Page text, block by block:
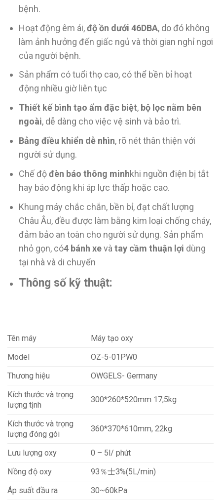
bệnh.
Hoạt động êm ái,độ ồn dưới 46DBA, do đó không
làm ảnh hưởng đến giấc ngủ và thời gian nghỉ ngơi
của người bệnh.
Sản phẩm có tuổi thọ cao, có thể bền bỉ hoạt
động nhiều giờ liên tục
Thiết kế bình tạo ẩm đặc biệt, bộ lọc nằm bên
ngoài, dễ dàng cho việc vệ sinh và bảo trì.
Bảng điều khiển dễ nhìn, rõ nét thân thiện với
người sử dụng.
Chế độđèn báo thông minhkhi nguồn điện bị tắt
hay báo động khi áp lực thấp hoặc cao.
Khung máy chắc chắn, bền bỉ, đạt chất lượng
Châu Âu, đều được làm bằng kim loại chống cháy,
đảm bảo an toàn cho người sử dụng. Sản phẩm
nhỏ gọn, có4 bánh xevàtay cầm thuận lợi dùng
tại nhà và di chuyển
Thông số kỹ thuật:
Tên máy
Máy tạo oxy
Model
OZ-5-01PW0
Thương hiệu
OWGELS- Germany
Kích thước và trọng
lượng tịnh
300*260*520mm 17,5kg
Kích thước và trọng
lượng đóng gói
360*370*610mm, 22kg
Lưu lượng oxy
0 – 5l/ phút
Nồng độ oxy
93％士3%(5L/min)
Áp suất đầu ra
30~60kPa